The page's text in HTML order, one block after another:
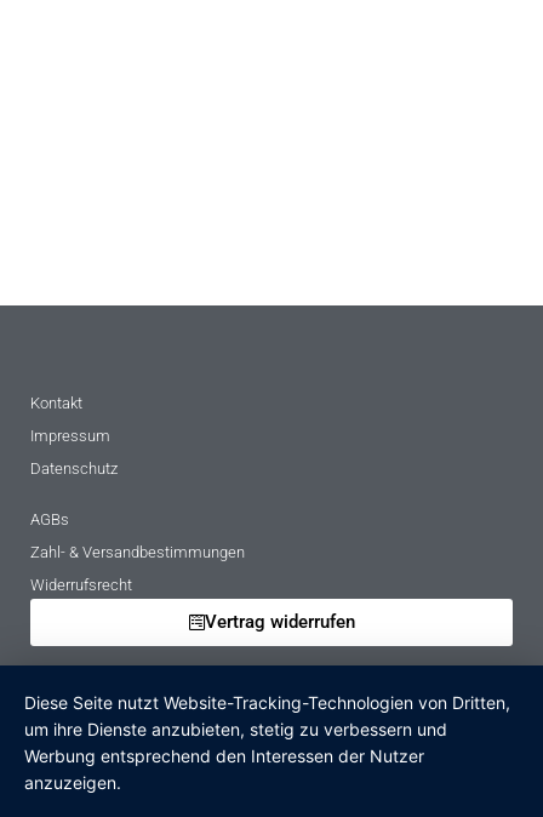
Kontakt
Impressum
Datenschutz
AGBs
Zahl- & Versandbestimmungen
Widerrufsrecht
Vertrag widerrufen
Hinweise zur Batterieentsorgung
Altgeräteverordnung
Verpackungsregister
Diese Seite nutzt Website-Tracking-Technologien von Dritten,
um ihre Dienste anzubieten, stetig zu verbessern und
Werbung entsprechend den Interessen der Nutzer
anzuzeigen.